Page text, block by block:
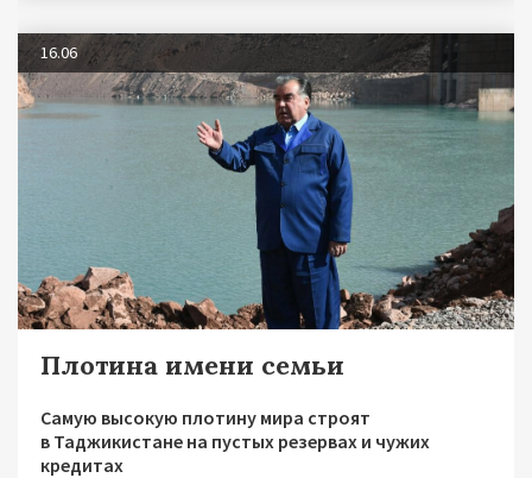
16.06
Плотина имени семьи
Самую высокую плотину мира строят
в Таджикистане на пустых резервах и чужих
кредитах